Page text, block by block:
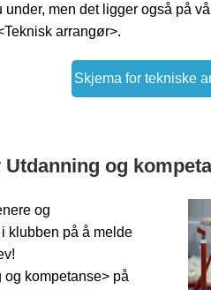
under, men det ligger også på
arrangør>.
Skjema for tekniske
Utdanning og
og
klubben på å melde
kompetanse> på